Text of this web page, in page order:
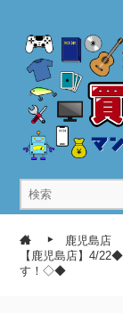
鹿児島店
【鹿児島店】4/
す！◇◆